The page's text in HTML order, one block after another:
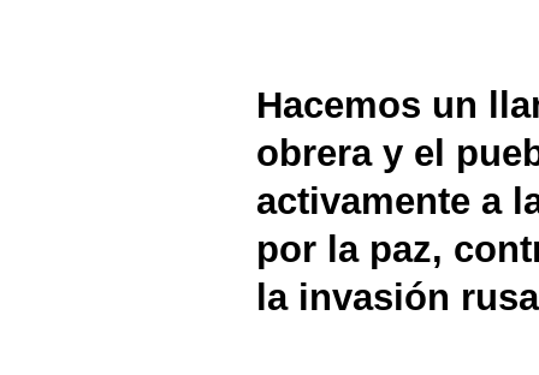
Hacemos un
obrera y el
activamente a
por la paz,
la invasión